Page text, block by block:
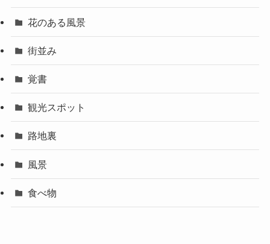
花のある風景
街並み
覚書
観光スポット
路地裏
風景
食べ物